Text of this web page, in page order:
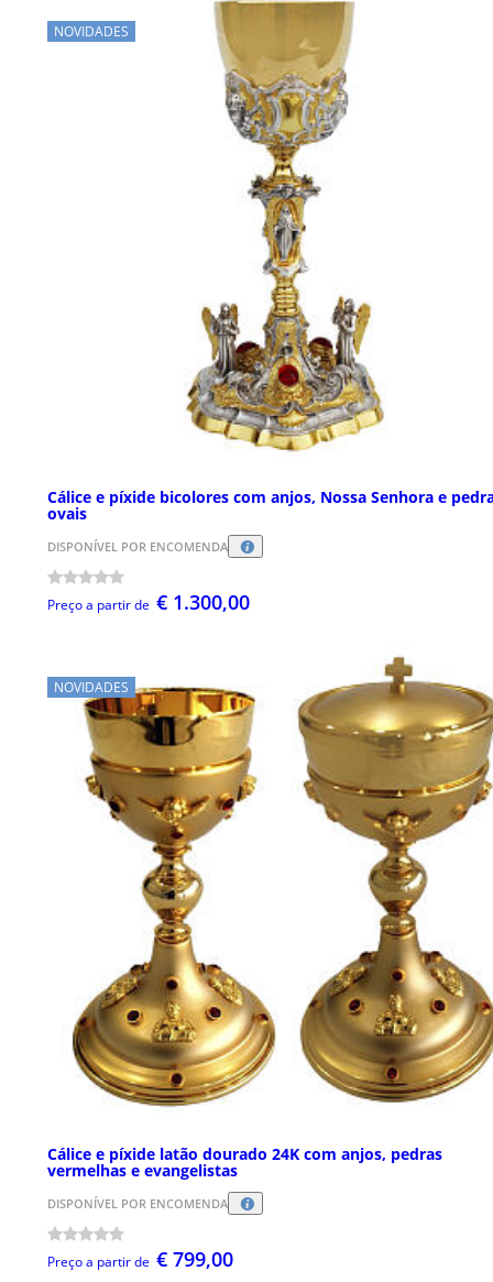
NOVIDADES
Cálice e píxide bicolores com anjos, Nossa Senhora e
ovais
DISPONÍVEL POR ENCOMENDA
Preço a partir de € 1.300,00
NOVIDADES
Cálice e píxide latão dourado 24K com anjos, pedras
vermelhas e evangelistas
DISPONÍVEL POR ENCOMENDA
Preço a partir de € 799,00